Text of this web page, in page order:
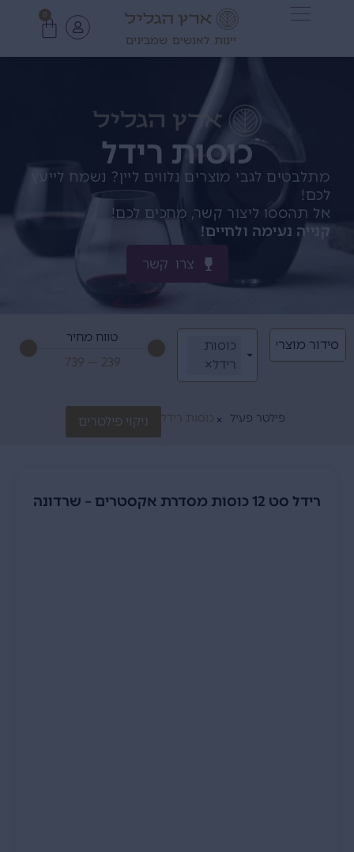
יינות לאנשים שמבינים
0
כוסות רידל
מתלבטים לגבי מוצרים נלווים ליין? נשמח לייעץ
לכם!
אל תהססו ליצור קשר, מחכים לכם!
קנייה נעימה ולחיים!
צרו קשר
כוסות
רידל×
טווח מחיר
239
—
739
פילטר פעיל כוסות רידל × ניקוי פילטרים
רידל סט 12 כוסות מסדרת אקסטרים – שרדונה